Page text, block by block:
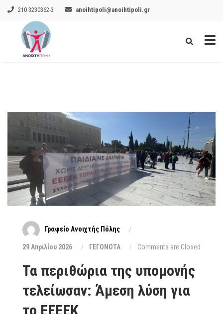
210 3230362-3 anoihtipoli@anoihtipoli.gr
Γραφείο Ανοιχτής Πόλης
29 Απριλίου 2026 ΓΕΓΟΝΟΤΑ Comments are Closed
Τα περιθώρια της υπομονής
τελείωσαν: Άμεση λύση για
το ΕΕΕΕΚ